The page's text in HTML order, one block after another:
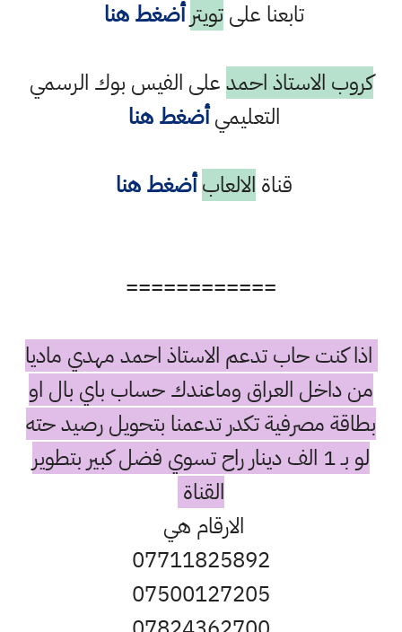
تابعنا علىتويتر أضغط هنا
كروب الاستاذ احمدعلى الفيس بوك الرسمي
التعليميأضغط هنا
قناة الالعاب أضغط هنا
============
اذا كنت حاب تدعم الاستاذ احمد مهدي ماديا
من داخل العراق وماعندك حساب باي بال او
بطاقة مصرفية تكدر تدعمنا بتحويل رصيد حته
لو بـ 1 الف دينار راح تسوي فضل كبير بتطوير
القناة
الارقام هي
07711825892
07500127205